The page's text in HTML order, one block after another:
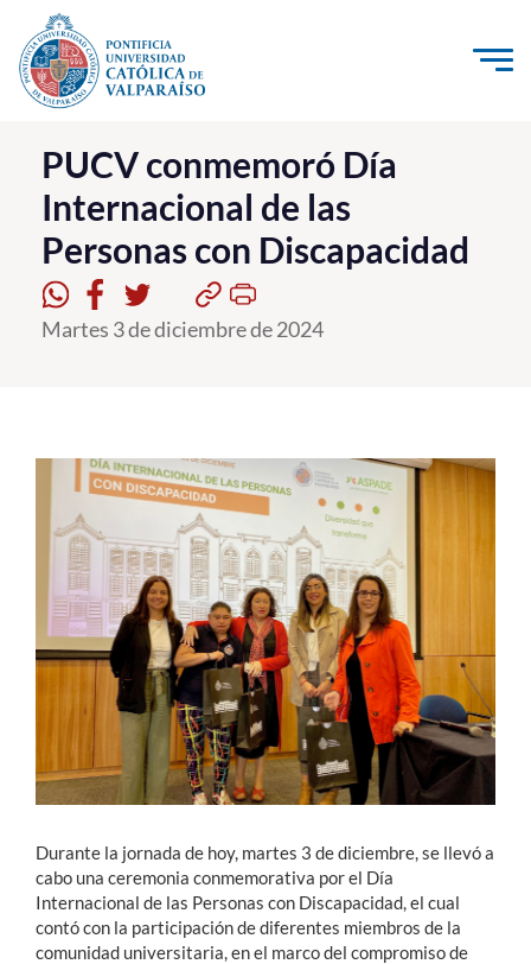
Click acá para ir directamente al contenido
La Universidad
Investigación, Creación e Innovación
PUCV Internacional
Vinculación con el Medio
Postgrado
Formación Continua
Estudiantes
Académicos
Funcionarios
PUCV conmemoró Día
Internacional de las
Personas con Discapacidad
Martes 3 de diciembre de 2024
Durante la jornada de hoy, martes 3 de diciembre, se llevó a
cabo una ceremonia conmemorativa por el Día
Internacional de las Personas con Discapacidad, el cual
contó con la participación de diferentes miembros de la
comunidad universitaria, en el marco del compromiso de